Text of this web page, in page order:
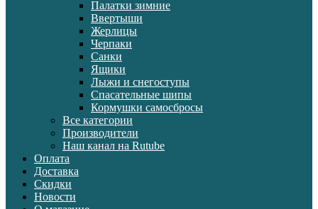
Палатки зимние
Ввертыши
Жерлицы
Черпаки
Санки
Ящики
Лыжи и снегоступы
Спасательные шипы
Кормушки самосбросы
Все категории
Производители
Наш канал на Rutube
Оплата
Доставка
Скидки
Новости